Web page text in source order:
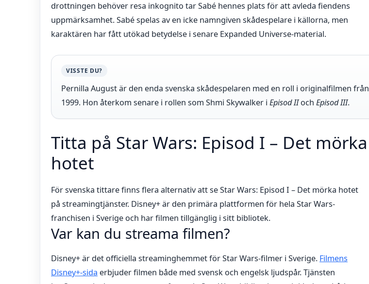
drottningen behöver resa inkognito tar Sabé hennes plats för att avleda fiendens
uppmärksamhet. Sabé spelas av en icke namngiven skådespelare i källorna, men
karaktären har fått utökad betydelse i senare Expanded Universe-material.
VISSTE DU?
Pernilla August är den enda svenska skådespelaren med en roll i originalfilmen från
1999. Hon återkom senare i rollen som Shmi Skywalker i Episod IIoch Episod III.
Titta på Star Wars: Episod I – Det mörka
hotet
För svenska tittare finns flera alternativ att se Star Wars: Episod I – Det mörka hotet
på streamingtjänster. Disney+ är den primära plattformen för hela Star Wars-
franchisen i Sverige och har filmen tillgänglig i sitt bibliotek.
Var kan du streama filmen?
Disney+ är det officiella streaminghemmet för Star Wars-filmer i Sverige. Filmens
Disney+-sida erbjuder filmen både med svensk och engelsk ljudspår. Tjänsten